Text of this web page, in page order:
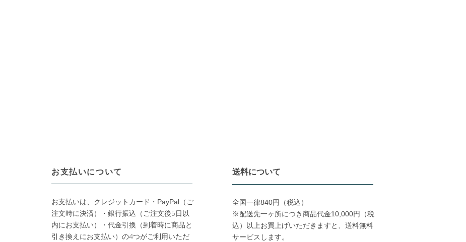
お支払いについて
お支払いは、クレジットカード・ PayPal （ご
注文時に決済）・ 銀行振込（ご注文後5日以
内にお支払い）・代金引換（到着時に商品と
引き換えにお支払い）の4つがご利用いただ
送料について
全国一律840円（税込）
※配送先一ヶ所につき商品代金10,000円（税
込）以上お買上げいただきますと、送料無料
サービスします。